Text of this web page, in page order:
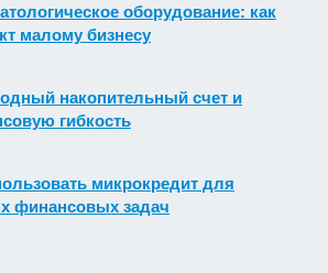
оборудование: как
малому бизнесу
накопительный счет и
гибкость
микрокредит для
финансовых задач